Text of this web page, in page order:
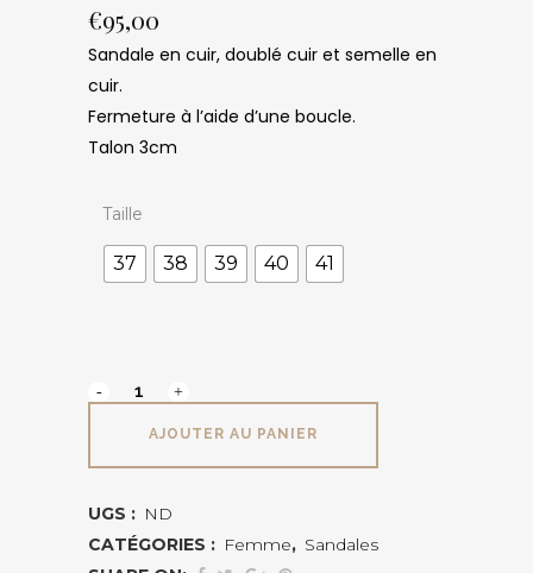
€95,00
Sandale en cuir, doublé cuir et semelle en
cuir.
Fermeture à l’aide d’une boucle.
Talon 3cm
Taille
37 38 39 40 41
ET
L'AUTRE
quantité
AJOUTER AU PANIER
UGS : ND
CATÉGORIES : Femme, Sandales